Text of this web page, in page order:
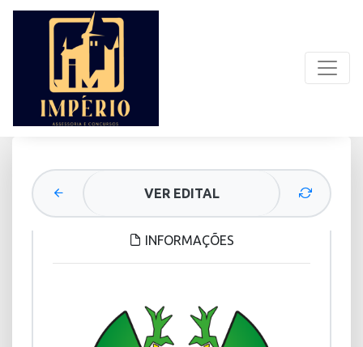
VER EDITAL
INFORMAÇÕES